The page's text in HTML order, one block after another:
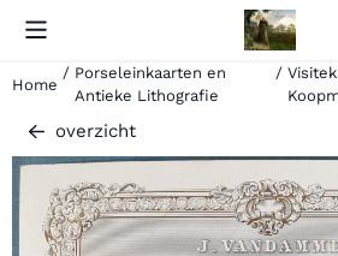
Cookievoorkeuren zijn momenteel
Home
/ Porseleinkaarten en
Antieke Lithografie
/
overzicht